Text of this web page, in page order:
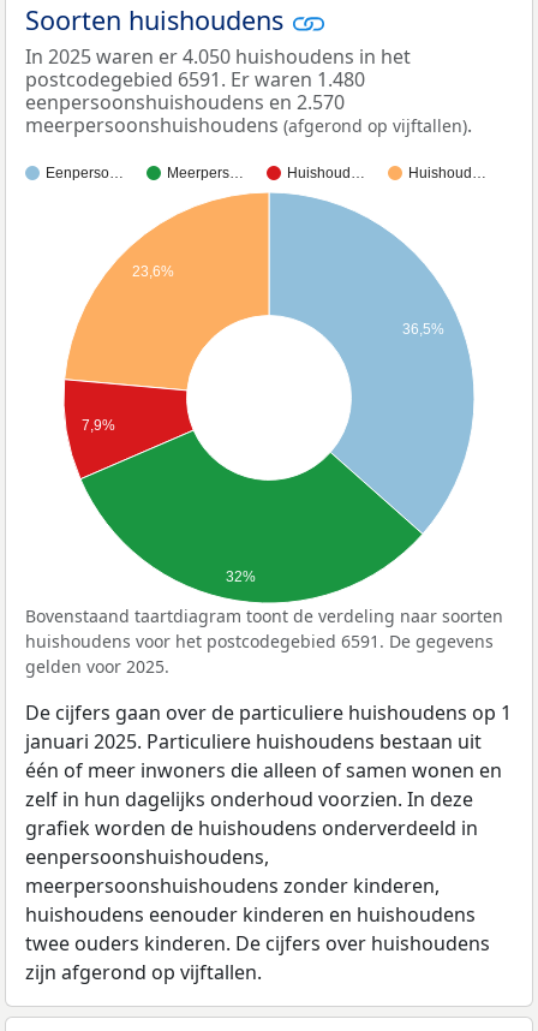
Soorten huishoudens
In 2025 waren er 4.050 huishoudens in het
postcodegebied 6591. Er waren 1.480
eenpersoonshuishoudens en 2.570
meerpersoonshuishoudens (afgerond op vijftallen).
Eenperso… Meerpers… Huishoud… Huishoud…
36,5%
23,6%
7,9%
32%
Bovenstaand taartdiagram toont de verdeling naar soorten
huishoudens voor het postcodegebied 6591. De gegevens
gelden voor 2025.
De cijfers gaan over de particuliere huishoudens op 1
januari 2025. Particuliere huishoudens bestaan uit
één of meer inwoners die alleen of samen wonen en
zelf in hun dagelijks onderhoud voorzien. In deze
grafiek worden de huishoudens onderverdeeld in
eenpersoonshuishoudens,
meerpersoonshuishoudens zonder kinderen,
huishoudens eenouder kinderen en huishoudens
twee ouders kinderen. De cijfers over huishoudens
zijn afgerond op vijftallen.